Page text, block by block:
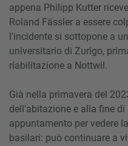
appena Philipp Kutter
Roland Fässler a essere
l'incidente si sottopone a
universitario di Zurigo,
riabilitazione a Nottwil.
Già nella primavera del
dell’abitazione e alla fine
appuntamento per vedere
basilari: può continuare a